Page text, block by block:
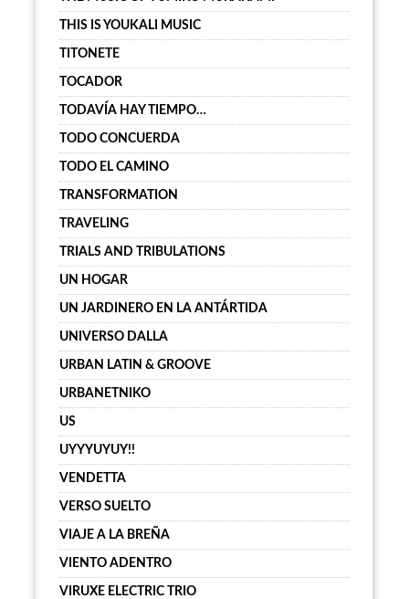
THIS IS YOUKALI MUSIC
TITONETE
TOCADOR
TODAVÍA HAY TIEMPO…
TODO CONCUERDA
TODO EL CAMINO
TRANSFORMATION
TRAVELING
TRIALS AND TRIBULATIONS
UN HOGAR
UN JARDINERO EN LA ANTÁRTIDA
UNIVERSO DALLA
URBAN LATIN & GROOVE
URBANETNIKO
US
UYYYUYUY!!
VENDETTA
VERSO SUELTO
VIAJE A LA BREÑA
VIENTO ADENTRO
VIRUXE ELECTRIC TRIO